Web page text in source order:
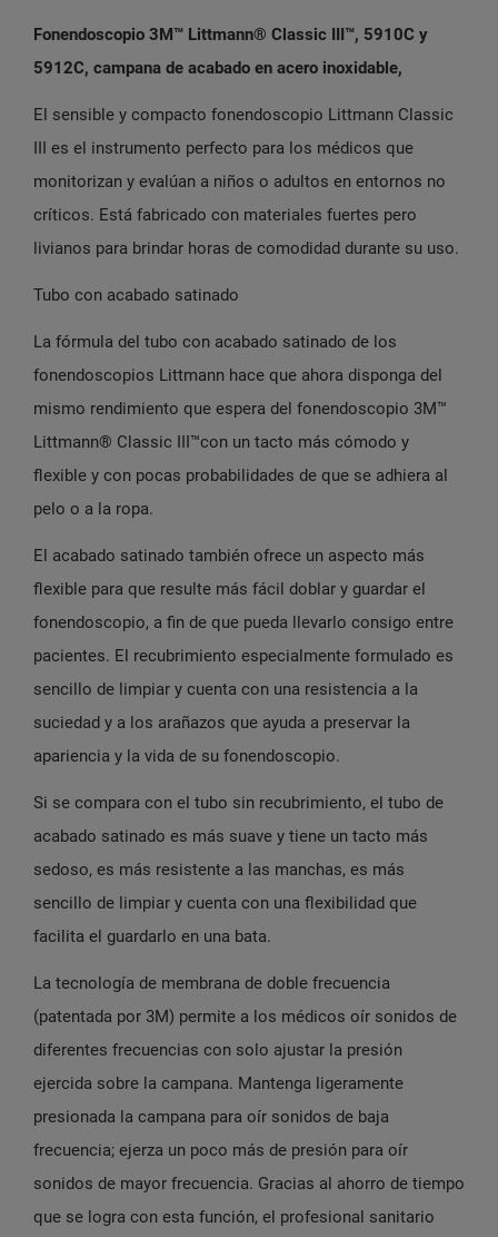
Fonendoscopio 3M™ Littmann® Classic III™, 5910C y
5912C, campana de acabado en acero inoxidable,
El sensible y compacto fonendoscopio Littmann Classic
III es el instrumento perfecto para los médicos que
monitorizan y evalúan a niños o adultos en entornos no
críticos. Está fabricado con materiales fuertes pero
livianos para brindar horas de comodidad durante su uso.
Tubo con acabado satinado
La fórmula del tubo con acabado satinado de los
fonendoscopios Littmann hace que ahora disponga del
mismo rendimiento que espera del fonendoscopio 3M™
Littmann® Classic III™con un tacto más cómodo y
flexible y con pocas probabilidades de que se adhiera al
pelo o a la ropa.
El acabado satinado también ofrece un aspecto más
flexible para que resulte más fácil doblar y guardar el
fonendoscopio, a fin de que pueda llevarlo consigo entre
pacientes. El recubrimiento especialmente formulado es
sencillo de limpiar y cuenta con una resistencia a la
suciedad y a los arañazos que ayuda a preservar la
apariencia y la vida de su fonendoscopio.
Si se compara con el tubo sin recubrimiento, el tubo de
acabado satinado es más suave y tiene un tacto más
sedoso, es más resistente a las manchas, es más
sencillo de limpiar y cuenta con una flexibilidad que
facilita el guardarlo en una bata.
La tecnología de membrana de doble frecuencia
(patentada por 3M) permite a los médicos oír sonidos de
diferentes frecuencias con solo ajustar la presión
ejercida sobre la campana. Mantenga ligeramente
presionada la campana para oír sonidos de baja
frecuencia; ejerza un poco más de presión para oír
sonidos de mayor frecuencia. Gracias al ahorro de tiempo
que se logra con esta función, el profesional sanitario